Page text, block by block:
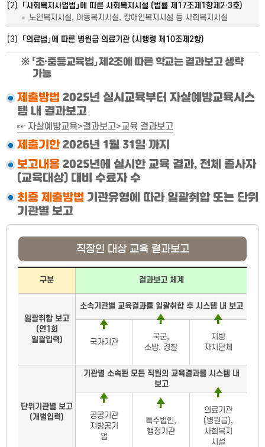
(2)
「사회복지사업법」에 따른 사회복지시설 (법률 제17조제1항제2·3호)
노인복지시설, 아동복지시설, 장애인복지시설 등 사회복지시설
(3) 「의료법」에 따른 병원급 의료기관 (시행령 제10조제2항)
「초·중등교육법」 제2조에 따른 학교는 결과보고 생략
가능
제출방법 2025년 실시교육부터 자살예방교육시스
템 내 결과보고
☞ 자살예방교육>결과보고>교육 결과보고
제출기한2026년 1월 31일 까지
보고내용 2025년에 실시한 교육 결과, 전체 종사자
(교육대상) 대비 수료자 수
최종 제출방법 기관유형에 따라 일괄취합 또는 단위
기관별 보고
직장인 대상 교육 결과보고
구분 결과보고 체계
일괄취합 보고
(연1회
일괄입력)
소속기관별 교육결과를 일괄취합 후 시스템 내 보고
국가기관
국군,
소방, 경찰
지방
자치단체
단위기관별 보고
(개별입력)
기관별 소속된 모든 직원의 교육결과를 시스템 내
보고
공공기관
지방공기
업
특수법인,
행정기관
의료기관
(병원급),
사회복지
시설